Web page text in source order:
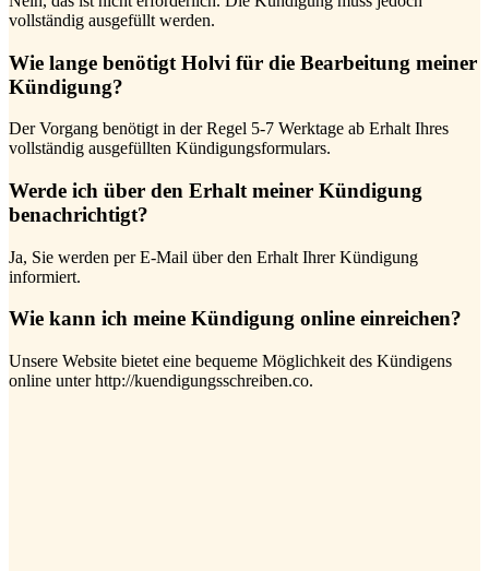
vollständig ausgefüllt werden.
Wie lange benötigt Holvi für die Bearbeitung meiner
Kündigung?
Der Vorgang benötigt in der Regel 5-7 Werktage ab Erhalt Ihres
vollständig ausgefüllten Kündigungsformulars.
Werde ich über den Erhalt meiner Kündigung
benachrichtigt?
Ja, Sie werden per E-Mail über den Erhalt Ihrer Kündigung
informiert.
Wie kann ich meine Kündigung online einreichen?
Unsere Website bietet eine bequeme Möglichkeit des Kündigens
online unter http://kuendigungsschreiben.co.